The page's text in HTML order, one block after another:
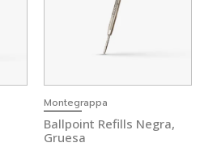
Montegrappa
Ballpoint Refills Negra,
Gruesa